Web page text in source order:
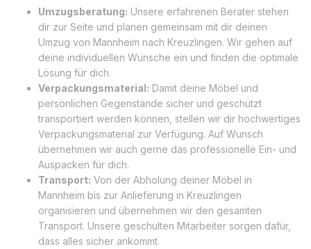
Umzugsberatung: Unsere erfahrenen Berater stehen
dir zur Seite und planen gemeinsam mit dir deinen
Umzug von Mannheim nach Kreuzlingen. Wir gehen auf
deine individuellen Wünsche ein und finden die optimale
Lösung für dich.
Verpackungsmaterial: Damit deine Möbel und
persönlichen Gegenstände sicher und geschützt
transportiert werden können, stellen wir dir hochwertiges
Verpackungsmaterial zur Verfügung. Auf Wunsch
übernehmen wir auch gerne das professionelle Ein- und
Auspacken für dich.
Transport: Von der Abholung deiner Möbel in
Mannheim bis zur Anlieferung in Kreuzlingen
organisieren und übernehmen wir den gesamten
Transport. Unsere geschulten Mitarbeiter sorgen dafür,
dass alles sicher ankommt.